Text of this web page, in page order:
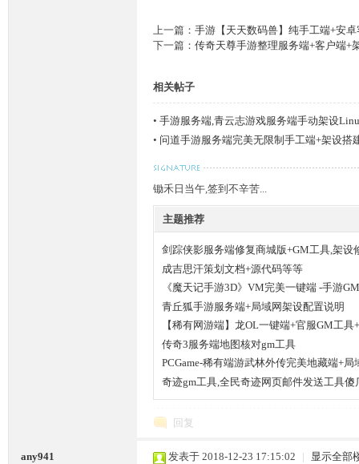
上一篇： 手游【天天数码兽】纯手工端+安
下一篇： 传奇天尊手游整理服务端+客户端+
相关帖子
• 手游服务端,青云志游戏服务端手动架设
• 问道手游服务端完美无限制手工端+架设搭
锄禾日当午,签到不辛苦...
主题推荐
剑踪侠影服务端修复商城版+GM工具,架设
成吉思汗策划文档+源代码等等
《魔天记手游3D》VM完美一键端 -手游
青丘狐手游服务端+局域网架设配置说明
【稀有网游端】龙OL一键端+官服GM工具
传奇3服务端地图核对gm工具
PCGame-稀有端游武林外传完美地藏端+局
奇迹gm工具,全民奇迹网页邮件发送工具傻
回复
any941 发表于 2018-12-23 17:15:02 | 显示全部